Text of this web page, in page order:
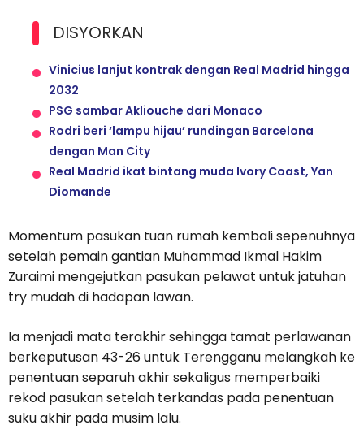
DISYORKAN
Vinicius lanjut kontrak dengan Real Madrid hingga
2032
PSG sambar Akliouche dari Monaco
Rodri beri ‘lampu hijau’ rundingan Barcelona
dengan Man City
Real Madrid ikat bintang muda Ivory Coast, Yan
Diomande
Momentum pasukan tuan rumah kembali sepenuhnya
setelah pemain gantian Muhammad Ikmal Hakim
Zuraimi mengejutkan pasukan pelawat untuk jatuhan
try mudah di hadapan lawan.
Ia menjadi mata terakhir sehingga tamat perlawanan
berkeputusan 43-26 untuk Terengganu melangkah ke
penentuan separuh akhir sekaligus memperbaiki
rekod pasukan setelah terkandas pada penentuan
suku akhir pada musim lalu.